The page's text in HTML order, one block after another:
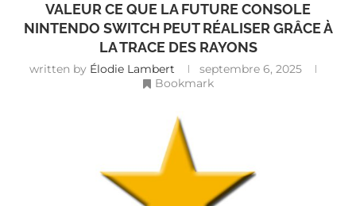
VALEUR CE QUE LA FUTURE CONSOLE
NINTENDO SWITCH PEUT RÉALISER GRÂCE À
LA TRACE DES RAYONS
written by Élodie Lambert
septembre 6, 2025
Bookmark